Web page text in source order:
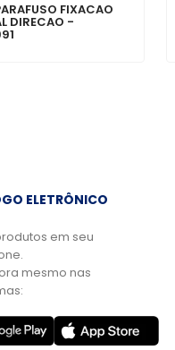
FIXACAO
DIRECAO -
ELETRÔNICO
em seu
mesmo nas